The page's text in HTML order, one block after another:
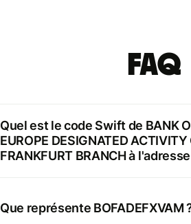
FAQ
Quel est le code Swift de BANK
EUROPE DESIGNATED
FRANKFURT BRANCH à
Que représente BOFADEFXVAM